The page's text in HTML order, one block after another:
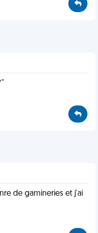
de gamineries et j'ai